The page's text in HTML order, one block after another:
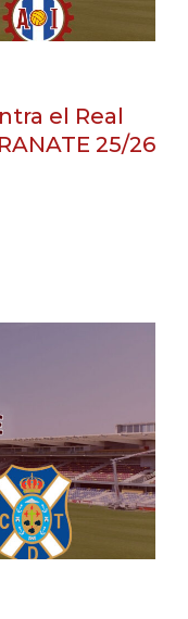
el Real
25/26